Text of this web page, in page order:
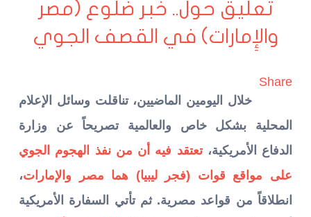
تعليق حول.. خبر ضلوع (مصر
والإِمارات) في القصف الجوي
Share
خلال اليومين الماضيين، تناقلت وسائل الإعلام
المحلية بشكل خاص والعالمية تصريحاً عن وزارة
الدفاع الأمريكية،تعتقد فيه أن من نفذ الهجوم الجوي
على مواقع قوات (فجر ليبيا) هما مصر والإمارات،
انطلاقاً من قواعد مصرية. ثم تأتي السفارة الأمريكية